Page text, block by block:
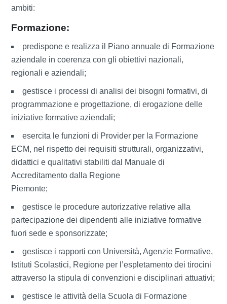
ambiti:
Formazione:
predispone e realizza il Piano annuale di Formazione
aziendale in coerenza con gli obiettivi nazionali,
regionali e aziendali;
gestisce i processi di analisi dei bisogni formativi, di
programmazione e progettazione, di erogazione delle
iniziative formative aziendali;
esercita le funzioni di Provider per la Formazione
ECM, nel rispetto dei requisiti strutturali, organizzativi,
didattici e qualitativi stabiliti dal Manuale di
Accreditamento dalla Regione
Piemonte;
gestisce le procedure autorizzative relative alla
partecipazione dei dipendenti alle iniziative formative
fuori sede e sponsorizzate;
gestisce i rapporti con Università, Agenzie Formative,
Istituti Scolastici, Regione per l’espletamento dei tirocini
attraverso la stipula di convenzioni e disciplinari attuativi;
gestisce le attività della Scuola di Formazione